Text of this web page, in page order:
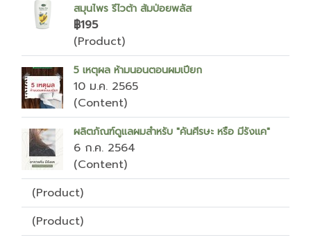
สมุนไพร รีไวต้า ส้มป่อยพลัส
฿195
(Product)
5 เหตุผล ห้ามนอนตอนผมเปียก
10 ม.ค. 2565
(Content)
ผลิตภัณฑ์ดูแลผมสำหรับ "คันศีรษะ หรือ มีรังแค"
6 ก.ค. 2564
(Content)
(Product)
(Product)